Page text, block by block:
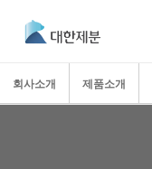
회사소개 제품소개